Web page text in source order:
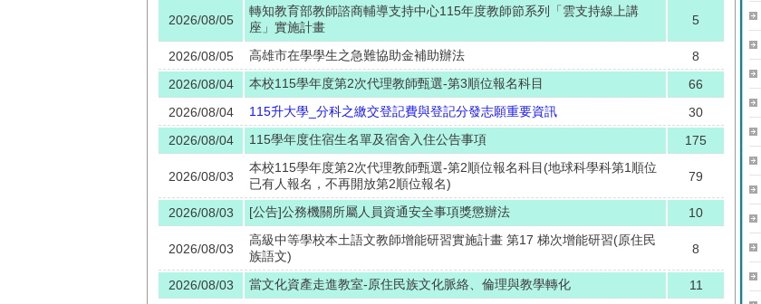
2026/08/05
轉知教育部教師諮商輔導支持中心115年度教師節系列「雲支持線上講
座」實施計畫
5
2026/08/05 高雄市在學學生之急難協助金補助辦法
8
2026/08/04
本校115學年度第2次代理教師甄選-第3順位報名科目
66
2026/08/04
115升大學_分科之繳交登記費與登記分發志願重要資訊
30
2026/08/04
115學年度住宿生名單及宿舍入住公告事項 175
2026/08/03
本校115學年度第2次代理教師甄選-第2順位報名科目(地球科學科第1順位
已有人報名，不再開放第2順位報名)
79
2026/08/03 [公告]公務機關所屬人員資通安全事項獎懲辦法 10
2026/08/03
高級中等學校本土語文教師增能研習實施計畫 第17 梯次增能研習(原住民
族語文)
8
2026/08/03 當文化資產走進教室-原住民族文化脈絡、倫理與教學轉化
11